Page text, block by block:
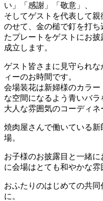
い」「感謝」「敬意」、
そしてゲストを代表して
のせて、金の槌で釘を打
たプレートをゲストにお
成立します。
ゲスト皆さまに見守られ
ィーのお時間です。
会場装花は新婦様のカラ
な空間になるよう青いバラ
大人な雰囲気のコーディネ
焼肉屋さんで働いている
場。
お子様のお披露目と一緒
に会場はとても和やかな雰
おふたりのはじめての共
に。